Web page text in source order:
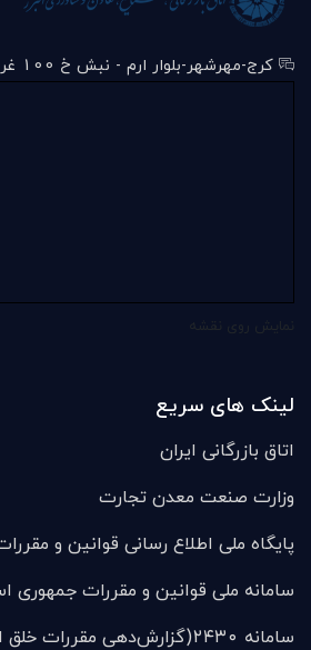
کرج-مهرشهر-بلوار ارم - نبش خ 100 غربی - ساختمان آناهیتا
لینک های سریع
اتاق بازرگانی ایران
وزارت صنعت معدن تجارت
پایگاه ملی اطلاع رسانی قوانین و
سامانه ملی قوانين و مقررات جمهوری
سامانه ۲۴۳۰(گزارش‌دهی مقررات خلق الساعه)